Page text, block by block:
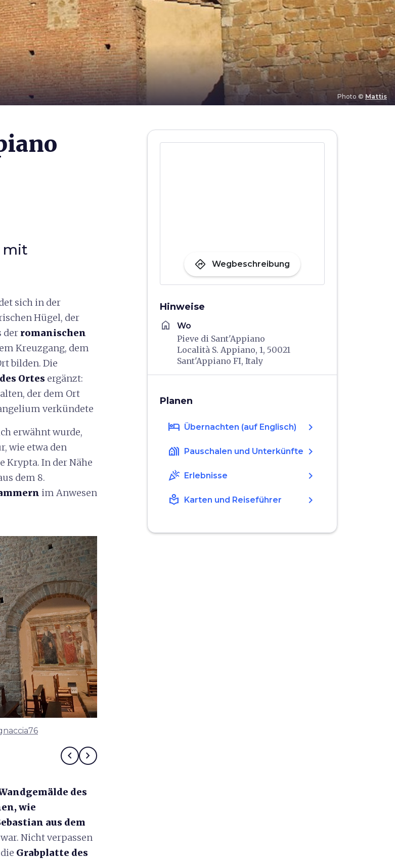
Photo © Mattis
mit
sich in der
Hügel, der
der romanischen
Kreuzgang, dem
bilden. Die
Ortes ergänzt:
der dem Ort
verkündete
erwähnt wurde,
wie etwa den
Krypta. In der Nähe
dem 8.
im Anwesen
chevron_left chevron_right
des
wie
aus dem
Nicht verpassen
Grabplatte des
directions Wegbeschreibung
Hinweise
home Wo
Pieve di Sant'Appiano
Località S. Appiano, 1, 50021
Sant'Appiano FI, Italy
Planen
hotel Übernachten (auf Englisch) chevron_right
holiday_village Pauschalen und Unterkünfte chevron_right
celebration Erlebnisse chevron_right
local_library Karten und Reiseführer chevron_right